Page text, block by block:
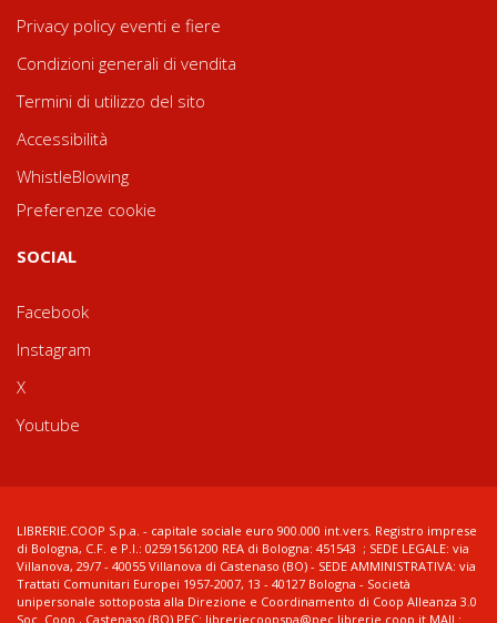
Privacy policy eventi e fiere
Condizioni generali di vendita
Termini di utilizzo del sito
Accessibilità
WhistleBlowing
Preferenze cookie
SOCIAL
Facebook
Instagram
X
Youtube
LIBRERIE.COOP S.p.a. - capitale sociale euro 900.000 int.vers. Registro imprese
di Bologna, C.F. e P.I.: 02591561200 REA di Bologna: 451543 ; SEDE LEGALE: via
Villanova, 29/7 - 40055 Villanova di Castenaso (BO) - SEDE AMMINISTRATIVA: via
Trattati Comunitari Europei 1957-2007, 13 - 40127 Bologna - Società
unipersonale sottoposta alla Direzione e Coordinamento di Coop Alleanza 3.0
Soc. Coop., Castenaso (BO) PEC: libreriecoopspa@pec.librerie.coop.it MAIL: